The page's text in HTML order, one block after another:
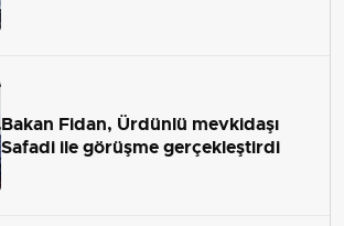
Bakan Fidan, Ürdünlü mevkidaşı
Safadi ile görüşme gerçekleştirdi